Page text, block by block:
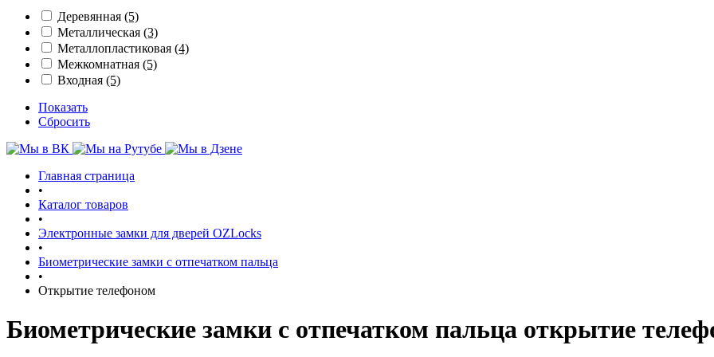
Деревянная (5)
Металлическая (3)
Металлопластиковая (4)
Межкомнатная (5)
Входная (5)
Показать
Сбросить
Главная страница
•
Каталог товаров
•
Электронные замки для дверей OZLocks
•
Биометрические замки с отпечатком пальца
•
Открытие телефоном
Биометрические замки с отпечатком пальца открытие